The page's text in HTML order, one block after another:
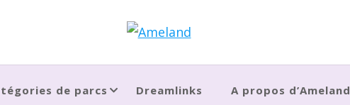
de parcs Dreamlinks A propos d’Ameland